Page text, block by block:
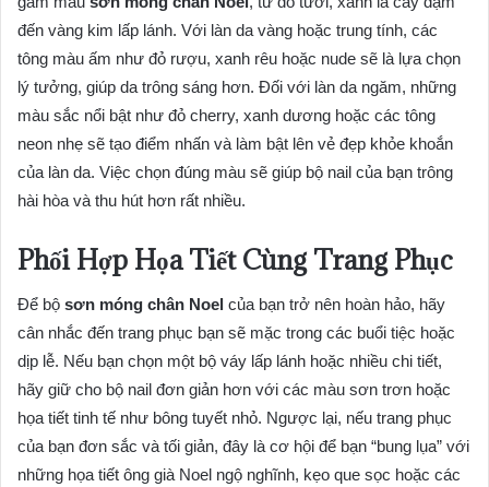
đến vàng kim lấp lánh. Với làn da vàng hoặc trung tính, các
tông màu ấm như đỏ rượu, xanh rêu hoặc nude sẽ là lựa chọn
lý tưởng, giúp da trông sáng hơn. Đối với làn da ngăm, những
màu sắc nổi bật như đỏ cherry, xanh dương hoặc các tông
neon nhẹ sẽ tạo điểm nhấn và làm bật lên vẻ đẹp khỏe khoắn
của làn da. Việc chọn đúng màu sẽ giúp bộ nail của bạn trông
hài hòa và thu hút hơn rất nhiều.
Phối Hợp Họa Tiết Cùng Trang Phục
Để bộ sơn móng chân Noel của bạn trở nên hoàn hảo, hãy
cân nhắc đến trang phục bạn sẽ mặc trong các buổi tiệc hoặc
dịp lễ. Nếu bạn chọn một bộ váy lấp lánh hoặc nhiều chi tiết,
hãy giữ cho bộ nail đơn giản hơn với các màu sơn trơn hoặc
họa tiết tinh tế như bông tuyết nhỏ. Ngược lại, nếu trang phục
của bạn đơn sắc và tối giản, đây là cơ hội để bạn “bung lụa” với
những họa tiết ông già Noel ngộ nghĩnh, kẹo que sọc hoặc các